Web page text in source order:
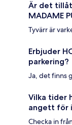
Är det
MADAME
Tyvärr är
Erbjuder
parkering?
Ja, det finns
Vilka tider
angett för
Checka in